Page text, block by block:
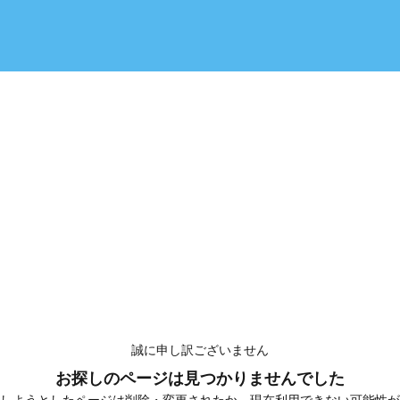
誠に申し訳ございません
お探しのページは見つかりませんでした